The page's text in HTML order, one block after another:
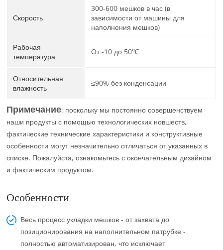
Скорость
300-600 мешков в час (в
зависимости от машины для
наполнения мешков)
Рабочая
температура
От -10 до 50℃
Относительная
влажность
≤90% без конденсации
Примечание: поскольку мы постоянно совершенствуем
наши продукты с помощью технологических новшеств,
фактические технические характеристики и конструктивные
особенности могут незначительно отличаться от указанных в
списке. Пожалуйста, ознакомьтесь с окончательным дизайном
и фактическим продуктом.
Особенности
Весь процесс укладки мешков - от захвата до
позиционирования на наполнительном патрубке -
полностью автоматизирован, что исключает